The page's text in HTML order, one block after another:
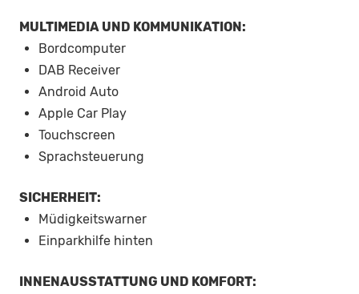
MULTIMEDIA UND KOMMUNIKATION:
Bordcomputer
DAB Receiver
Android Auto
Apple Car Play
Touchscreen
Sprachsteuerung
SICHERHEIT:
Müdigkeitswarner
Einparkhilfe hinten
INNENAUSSTATTUNG UND KOMFORT: